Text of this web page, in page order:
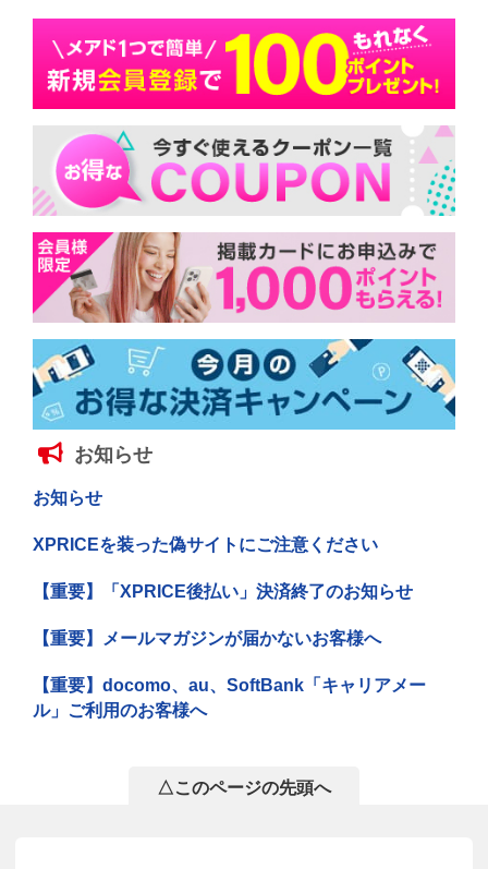
お知らせ
お知らせ
XPRICEを装った偽サイトにご注意ください
【重要】「XPRICE後払い」決済終了のお知らせ
【重要】メールマガジンが届かないお客様へ
【重要】docomo、au、SoftBank「キャリアメー
ル」ご利用のお客様へ
△このページの先頭へ